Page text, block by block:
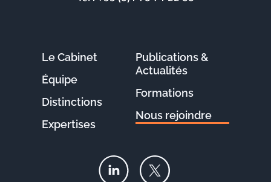
Le Cabinet
Équipe
Distinctions
Expertises
Publications &
Actualités
Formations
Nous rejoindre